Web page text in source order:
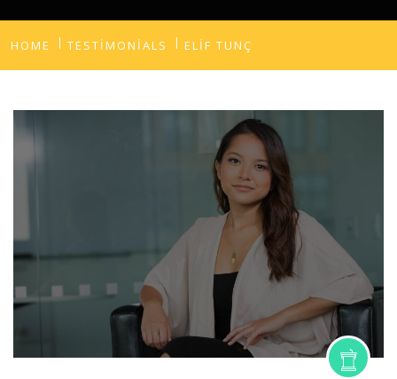
HOME TESTIMONIALS ELIF TUNÇ